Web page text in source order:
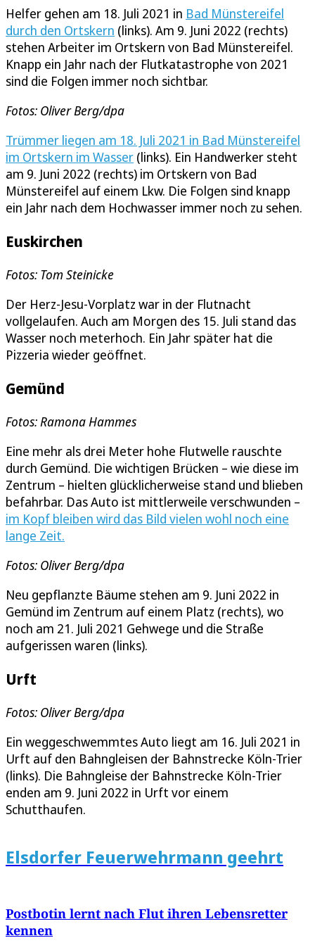
Helfer gehen am 18. Juli 2021 in Bad Münstereifel
durch den Ortskern (links). Am 9. Juni 2022 (rechts)
stehen Arbeiter im Ortskern von Bad Münstereifel.
Knapp ein Jahr nach der Flutkatastrophe von 2021
sind die Folgen immer noch sichtbar.
Fotos: Oliver Berg/dpa
Trümmer liegen am 18. Juli 2021 in Bad Münstereifel
im Ortskern im Wasser (links). Ein Handwerker steht
am 9. Juni 2022 (rechts) im Ortskern von Bad
Münstereifel auf einem Lkw. Die Folgen sind knapp
ein Jahr nach dem Hochwasser immer noch zu sehen.
Euskirchen
Fotos: Tom Steinicke
Der Herz-Jesu-Vorplatz war in der Flutnacht
vollgelaufen. Auch am Morgen des 15. Juli stand das
Wasser noch meterhoch. Ein Jahr später hat die
Pizzeria wieder geöffnet.
Gemünd
Fotos: Ramona Hammes
Eine mehr als drei Meter hohe Flutwelle rauschte
durch Gemünd. Die wichtigen Brücken – wie diese im
Zentrum – hielten glücklicherweise stand und blieben
befahrbar. Das Auto ist mittlerweile verschwunden –
im Kopf bleiben wird das Bild vielen wohl noch eine
lange Zeit.
Fotos: Oliver Berg/dpa
Neu gepflanzte Bäume stehen am 9. Juni 2022 in
Gemünd im Zentrum auf einem Platz (rechts), wo
noch am 21. Juli 2021 Gehwege und die Straße
aufgerissen waren (links).
Urft
Fotos: Oliver Berg/dpa
Ein weggeschwemmtes Auto liegt am 16. Juli 2021 in
Urft auf den Bahngleisen der Bahnstrecke Köln-Trier
(links). Die Bahngleise der Bahnstrecke Köln-Trier
enden am 9. Juni 2022 in Urft vor einem
Schutthaufen.
Elsdorfer Feuerwehrmann geehrt
Postbotin lernt nach Flut ihren Lebensretter
kennen